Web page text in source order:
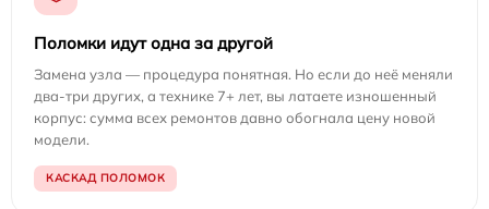
Поломки идут одна за другой
Замена узла — процедура понятная. Но если до неё меняли
два-три других, а технике 7+ лет, вы латаете изношенный
корпус: сумма всех ремонтов давно обогнала цену новой
модели.
КАСКАД ПОЛОМОК